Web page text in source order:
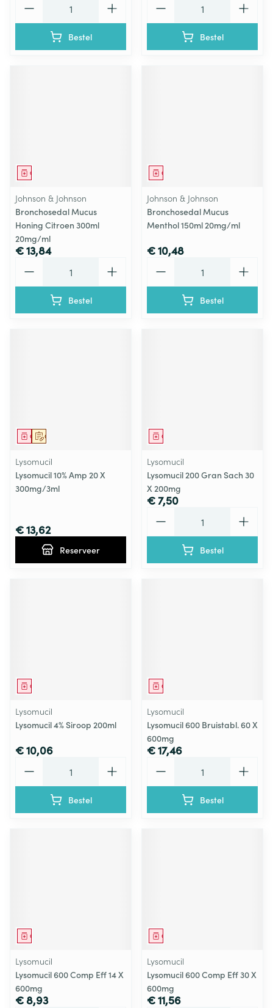
Bestel Bestel
Geneesmiddel
Johnson & Johnson
Bronchosedal Mucus
Honing Citroen 300ml
20mg/ml
€ 13,84
Bestel
Geneesmiddel
Johnson & Johnson
Bronchosedal Mucus
Menthol 150ml 20mg/ml
€ 10,48
Bestel
Op voorschrift
Geneesmiddel
Lysomucil
Lysomucil 10% Amp 20 X
300mg/3ml
€ 13,62
Reserveer
Geneesmiddel
Lysomucil
Lysomucil 200 Gran Sach 30
X 200mg
€ 7,50
Bestel
Geneesmiddel
Lysomucil
Lysomucil 4% Siroop 200ml
€ 10,06
Bestel
Geneesmiddel
Lysomucil
Lysomucil 600 Bruistabl. 60 X
600mg
€ 17,46
Bestel
Geneesmiddel
Lysomucil
Lysomucil 600 Comp Eff 14 X
600mg
€ 8,93
Geneesmiddel
Lysomucil
Lysomucil 600 Comp Eff 30 X
600mg
€ 11,56